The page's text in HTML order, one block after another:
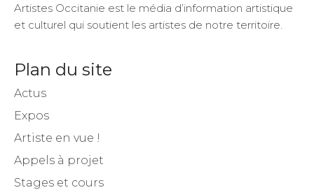
Artistes Occitanie est le média d’information artistique
et culturel qui soutient les artistes de notre territoire.
Plan du site
Actus
Expos
Artiste en vue !
Appels à projet
Stages et cours